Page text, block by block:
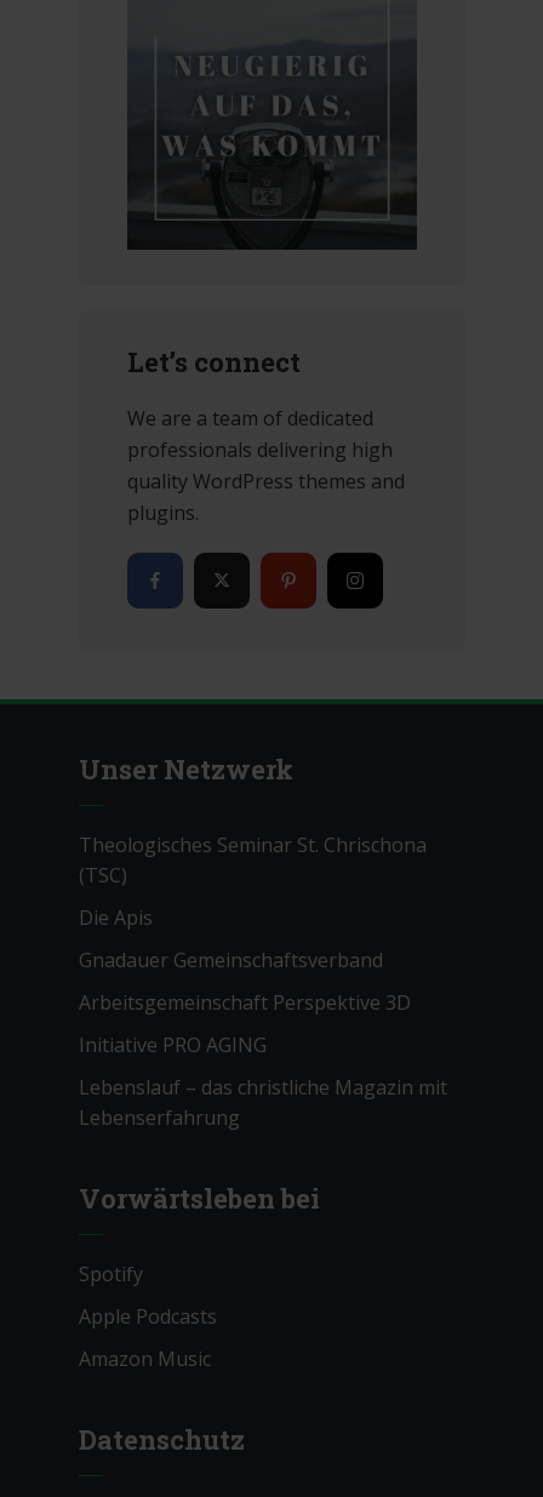
Let’s connect
We are a team of dedicated
professionals delivering high
quality WordPress themes and
plugins.
Unser Netzwerk
Theologisches Seminar St. Chrischona
(TSC)
Die Apis
Gnadauer Gemeinschaftsverband
Arbeitsgemeinschaft Perspektive 3D
Initiative PRO AGING
Lebenslauf – das christliche Magazin mit
Lebenserfahrung
Vorwärtsleben bei
Spotify
Apple Podcasts
Amazon Music
Datenschutz